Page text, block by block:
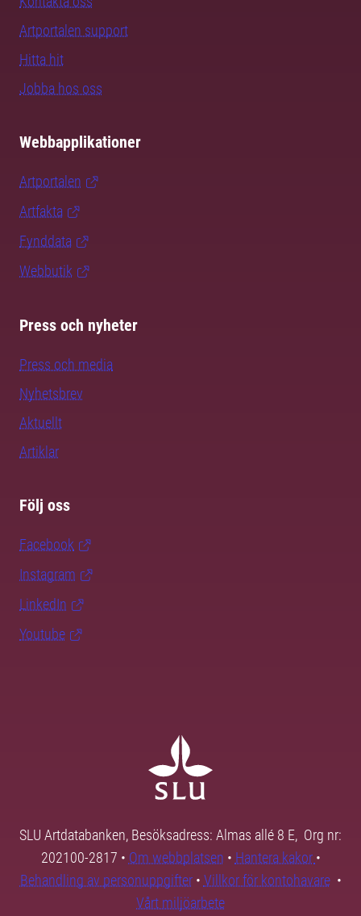
Artportalen support
Hitta hit
Jobba hos oss
Webbapplikationer
Artportalen
Artfakta
Fynddata
Webbutik
Press och nyheter
Press och media
Nyhetsbrev
Aktuellt
Artiklar
Följ oss
Facebook
Instagram
LinkedIn
Youtube
SLU Artdatabanken, Besöksadress: Almas allé 8 E, Org nr:
202100-2817 • Om webbplatsen • Hantera kakor •
Behandling av personuppgifter• Villkor för kontohavare•
Vårt miljöarbete